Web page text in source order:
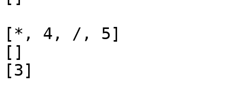
[*, 4, /, 5]
[]
[3]